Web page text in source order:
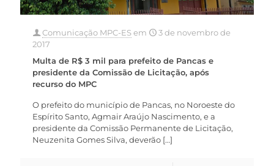
Comunicação MPC-ESem
3 de novembro de
2017
Multa de R$ 3 mil para prefeito de Pancas e
presidente da Comissão de Licitação, após
recurso do MPC
O prefeito do município de Pancas, no Noroeste do
Espírito Santo, Agmair Araújo Nascimento, e a
presidente da Comissão Permanente de Licitação,
Neuzenita Gomes Silva, deverão […]